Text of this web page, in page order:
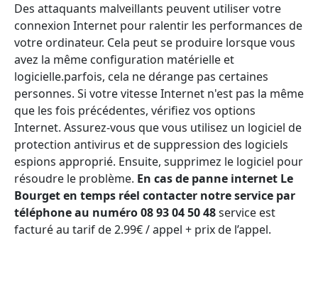
Des attaquants malveillants peuvent utiliser votre
connexion Internet pour ralentir les performances de
votre ordinateur. Cela peut se produire lorsque vous
avez la même configuration matérielle et
logicielle.parfois, cela ne dérange pas certaines
personnes. Si votre vitesse Internet n'est pas la même
que les fois précédentes, vérifiez vos options
Internet. Assurez-vous que vous utilisez un logiciel de
protection antivirus et de suppression des logiciels
espions approprié. Ensuite, supprimez le logiciel pour
résoudre le problème. En cas de panne internet Le
Bourget en temps réel contacter notre service par
téléphone au numéro 08 93 04 50 48service est
facturé au tarif de 2.99€ / appel + prix de l’appel.